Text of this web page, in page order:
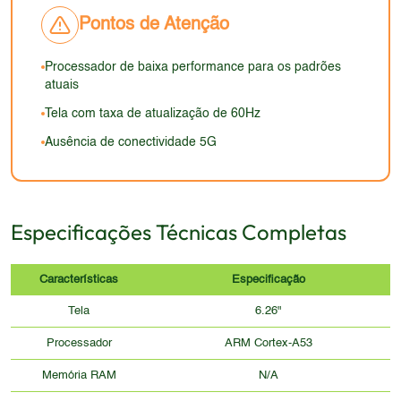
não estariam disponíveis, prejudicando a
performance em situações desafiadoras de
armazenamento de energia ao longo do tempo.
responsividade da tela em comparação com os
dispositivos mais recentes.
entalhes reduzidos, tornaria o dispositivo menos
atraente visualmente. A aparência geral não
corresponderia aos padrões de design
contemporâneos, que priorizam linhas mais limpas,
materiais de alta qualidade e detalhes refinados.
Pontos de Atenção
Processador de baixa performance para os padrões
atuais
Tela com taxa de atualização de 60Hz
Ausência de conectividade 5G
Especificações Técnicas Completas
Características Especificação
Tela 6.26"
Processador ARM Cortex-A53
Memória RAM N/A